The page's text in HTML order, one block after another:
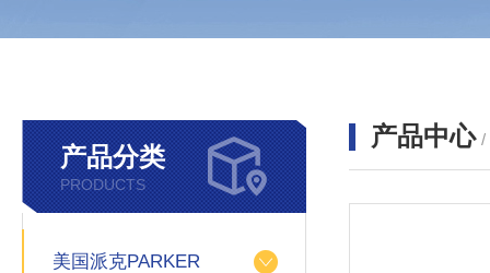
产品分类
PRODUCTS
美国派克PARKER
产品中心 /